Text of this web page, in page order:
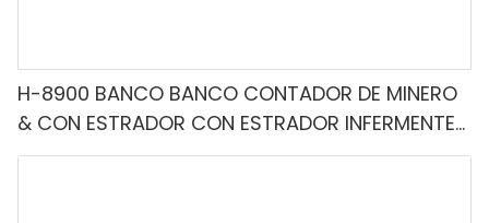
H-8900 BANCO BANCO CONTADOR DE MINERO
& CON ESTRADOR CON ESTRADOR INFERMENTE-
Denominación mixta, luz blanca/IR/UV/mg